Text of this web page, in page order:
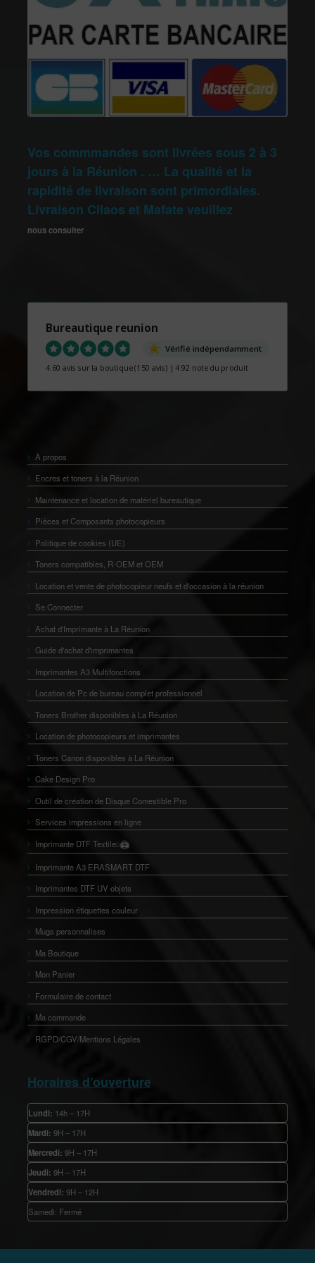
Vos commmandes sont livrées sous 2 à 3
jours à la Réunion . … La qualité et la
rapidité de livraison sont primordiales.
Livraison Cilaos et Mafate veuillez
nous consulter
Bureautique reunion
Vérifié indépendamment
4.60 avis sur la boutique(150 avis) |4.92 note du produit
À propos
Encres et toners à la Réunion
Maintenance et location de matériel bureautique
Pièces et Composants photocopieurs
Politique de cookies (UE)
Toners compatibles, R-OEM et OEM
Location et vente de photocopieur neufs et d'occasion à la réunion
Se Connecter
Achat d'Imprimante à La Réunion
Guide d'achat d'imprimantes
Imprimantes A3 Multifonctions
Location de Pc de bureau complet professionnel
Toners Brother disponibles à La Réunion
Location de photocopieurs et imprimantes
Toners Canon disponibles à La Réunion
Cake Design Pro
Outil de création de Disque Comestible Pro
Services impressions en ligne
Imprimante DTF Textile 🖨️
👕
Imprimante A3 ERASMART DTF
Imprimantes DTF UV objets
Impression étiquettes couleur
Mugs personnalises
Ma Boutique
Mon Panier
Formulaire de contact
Ma commande
RGPD/CGV/Mentions Légales
Horaires d’ouverture
Lundi: 14h – 17H
Mardi: 9H – 17H
Mercredi: 9H – 17H
Jeudi: 9H – 17H
Vendredi: 9H – 12H
Samedi: Fermé